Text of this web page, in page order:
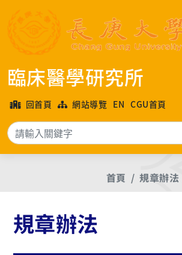
臨床醫學研究所
回首頁 網站導覽 EN CGU首頁
首頁 規章辦法
規章辦法